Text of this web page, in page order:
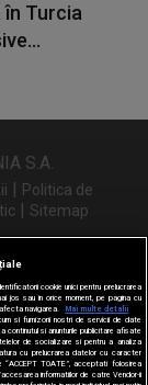
în Turcia
S.A.
Politica de
Sitemap
cookie unici pentru prelucrarea
jos sau în orice moment, pe pagina cu
navigarea.
Mai multe detalii
si furnizorii nostri de servicii de date
continutul si anunturile publicitare afisate
de socializare si pentru a analiza
cu prelucrarea datelor cu caracter
“ACCEPT TOATE”, acceptati folosirea
informatiilor de catre Vendor-ii